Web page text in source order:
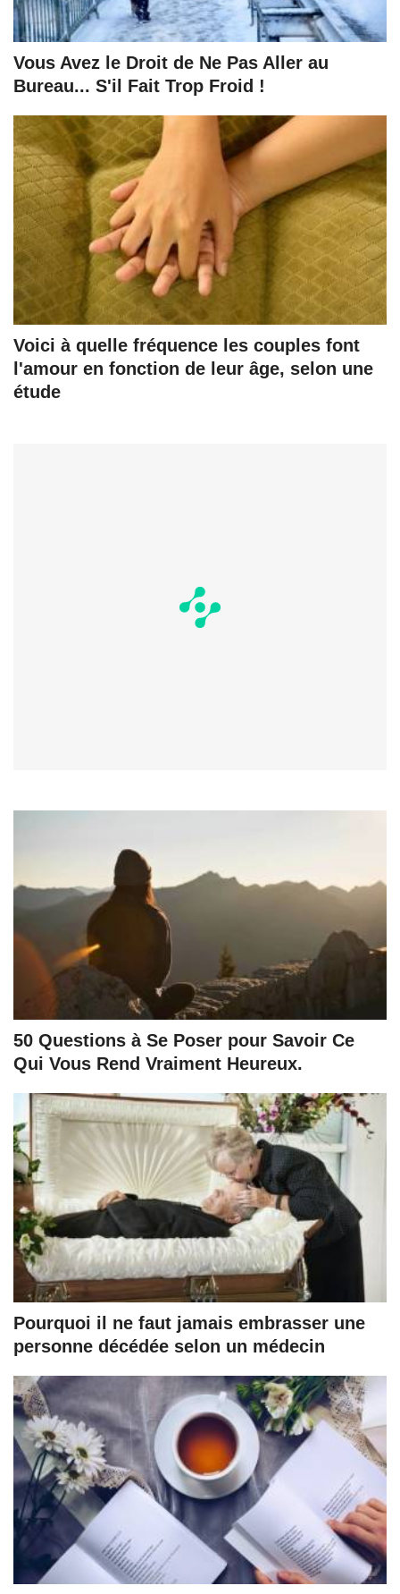
Vous Avez le Droit de Ne Pas Aller au
Bureau... S'il Fait Trop Froid !
Voici à quelle fréquence les couples font
l'amour en fonction de leur âge, selon une
étude
50 Questions à Se Poser pour Savoir Ce
Qui Vous Rend Vraiment Heureux.
Pourquoi il ne faut jamais embrasser une
personne décédée selon un médecin